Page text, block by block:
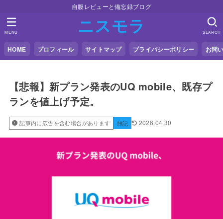
自腹レビューと備忘録ブログ
ニスモラ
HOME プロフィール サイトマップ プライバシーポリシー お問
SEARCH
MENU
【悲報】新プラン発表のUQ mobile、既存プ
ランを値上げ予定。
記事内に広告を含む場合があります 雑記 2026.04.30